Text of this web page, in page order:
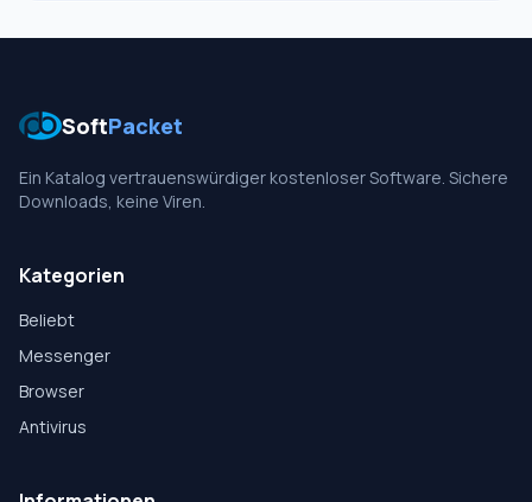
SoftPacket
Ein Katalog vertrauenswürdiger kostenloser Software. Sichere
Downloads, keine Viren.
Kategorien
Beliebt
Messenger
Browser
Antivirus